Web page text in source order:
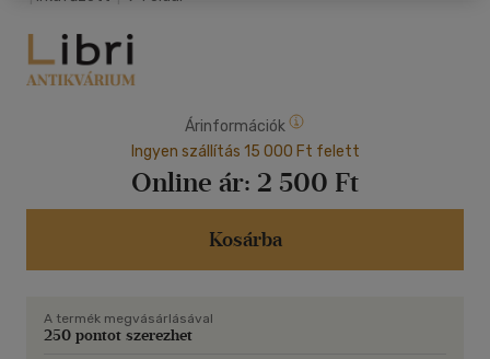
Árinformációk
Ingyen szállítás 15 000 Ft felett
Online ár: 2 500 Ft
Kosárba
A termék megvásárlásával
250 pontot szerezhet